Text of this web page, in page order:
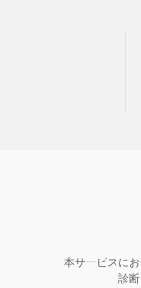
本サービスに
診